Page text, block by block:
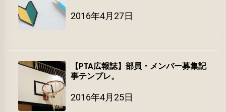
2016年4月27日
【PTA広報誌】部員・メンバー募集記
事テンプレ。
2016年4月25日